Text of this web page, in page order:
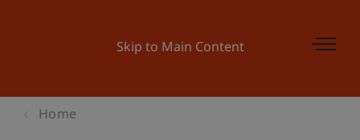
Skip to Main Content
Home